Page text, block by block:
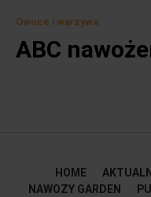
Owoce i warzywa
ABC
HOME
NAWOZY GARDEN